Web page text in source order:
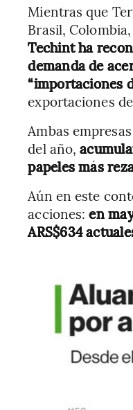
Mientras que
Brasil,
Techint ha
demanda de
“importaciones
exportaciones
Ambas
del año,
papeles más
Aún en este
acciones:en
ARS$634